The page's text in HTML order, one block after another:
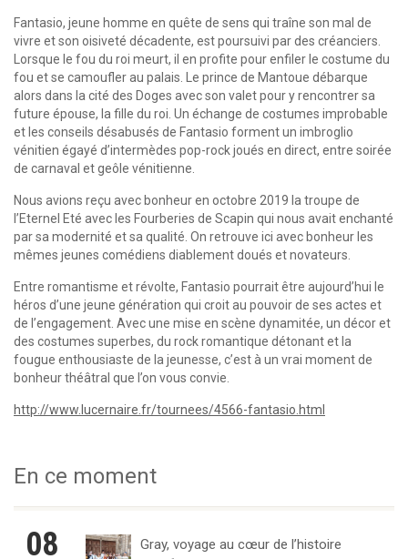
Fantasio, jeune homme en quête de sens qui traîne son mal de
vivre et son oisiveté décadente, est poursuivi par des créanciers.
Lorsque le fou du roi meurt, il en profite pour enfiler le costume du
fou et se camoufler au palais. Le prince de Mantoue débarque
alors dans la cité des Doges avec son valet pour y rencontrer sa
future épouse, la fille du roi. Un échange de costumes improbable
et les conseils désabusés de Fantasio forment un imbroglio
vénitien égayé d’intermèdes pop-rock joués en direct, entre soirée
de carnaval et geôle vénitienne.
Nous avions reçu avec bonheur en octobre 2019 la troupe de
l’Eternel Eté avec les Fourberies de Scapin qui nous avait enchanté
par sa modernité et sa qualité. On retrouve ici avec bonheur les
mêmes jeunes comédiens diablement doués et novateurs.
Entre romantisme et révolte, Fantasio pourrait être aujourd’hui le
héros d’une jeune génération qui croit au pouvoir de ses actes et
de l’engagement. Avec une mise en scène dynamitée, un décor et
des costumes superbes, du rock romantique détonant et la
fougue enthousiaste de la jeunesse, c’est à un vrai moment de
bonheur théâtral que l’on vous convie.
http://www.lucernaire.fr/tournees/4566-fantasio.html
En ce moment
08 Gray, voyage au cœur de l’histoire